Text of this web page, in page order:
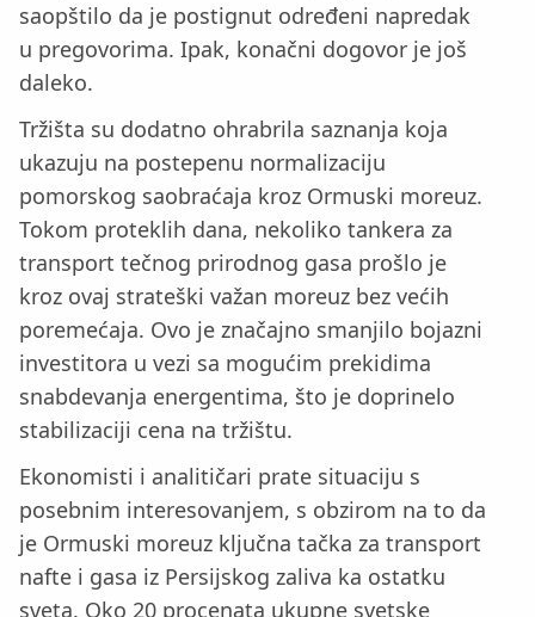
saopštilo da je postignut određeni napredak
u pregovorima. Ipak, konačni dogovor je još
daleko.
Tržišta su dodatno ohrabrila saznanja koja
ukazuju na postepenu normalizaciju
pomorskog saobraćaja kroz Ormuski moreuz.
Tokom proteklih dana, nekoliko tankera za
transport tečnog prirodnog gasa prošlo je
kroz ovaj strateški važan moreuz bez većih
poremećaja. Ovo je značajno smanjilo bojazni
investitora u vezi sa mogućim prekidima
snabdevanja energentima, što je doprinelo
stabilizaciji cena na tržištu.
Ekonomisti i analitičari prate situaciju s
posebnim interesovanjem, s obzirom na to da
je Ormuski moreuz ključna tačka za transport
nafte i gasa iz Persijskog zaliva ka ostatku
sveta. Oko 20 procenata ukupne svetske